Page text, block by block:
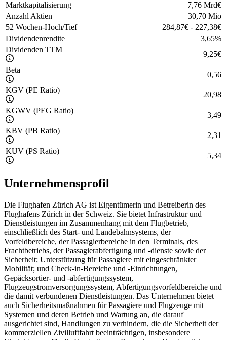
Marktkapitalisierung
7,76 Mrd€
Anzahl Aktien
30,70 Mio
52 Wochen-Hoch/Tief
284,87€ - 227,38€
Dividendenrendite
3,65%
Dividenden TTM
9,25€
Beta
0,56
KGV (PE Ratio)
20,98
KGWV (PEG Ratio)
3,49
KBV (PB Ratio)
2,31
KUV (PS Ratio)
5,34
Unternehmensprofil
Die Flughafen Zürich AG ist Eigentümerin und Betreiberin des
Flughafens Zürich in der Schweiz. Sie bietet Infrastruktur und
Dienstleistungen im Zusammenhang mit dem Flugbetrieb,
einschließlich des Start- und Landebahnsystems, der
Vorfeldbereiche, der Passagierbereiche in den Terminals, des
Frachtbetriebs, der Passagierabfertigung und -dienste sowie der
Sicherheit; Unterstützung für Passagiere mit eingeschränkter
Mobilität; und Check-in-Bereiche und -Einrichtungen,
Gepäcksortier- und -abfertigungssystem,
Flugzeugstromversorgungssystem, Abfertigungsvorfeldbereiche und
die damit verbundenen Dienstleistungen. Das Unternehmen bietet
auch Sicherheitsmaßnahmen für Passagiere und Flugzeuge mit
Systemen und deren Betrieb und Wartung an, die darauf
ausgerichtet sind, Handlungen zu verhindern, die die Sicherheit der
kommerziellen Zivilluftfahrt beeinträchtigen, insbesondere